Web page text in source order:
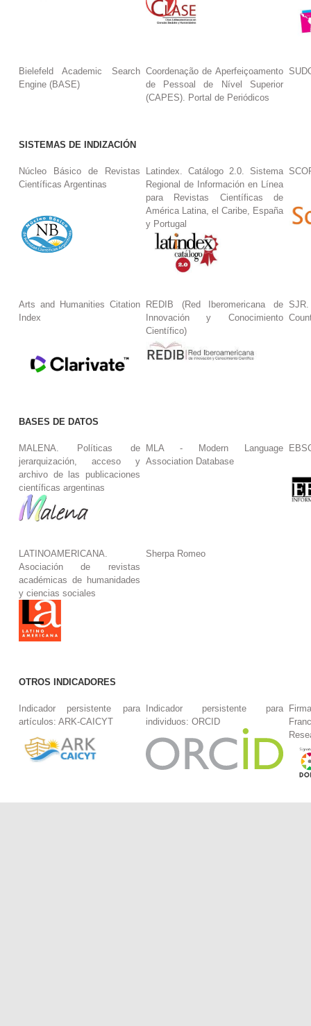
Bielefeld Academic Search
Engine (BASE)
Coordenação de Aperfeiçoamento
de Pessoal de Nível Superior
(CAPES). Portal de Periódicos
SISTEMAS DE INDIZACIÓN
Núcleo Básico de Revistas
Científicas Argentinas
Latindex. Catálogo 2.0. Sistema
Regional de Información en Línea
para Revistas Científicas de
América Latina, el Caribe, España
y Portugal
Arts and Humanities Citation
Index
REDIB (Red Iberomericana de
Innovación y Conocimiento
Científico)
BASES DE DATOS
MALENA. Políticas de
jerarquización, acceso y
archivo de las publicaciones
científicas argentinas
MLA - Modern Language
Association Database
LATINOAMERICANA.
Asociación de revistas
académicas de humanidades
y ciencias sociales
Sherpa Romeo
OTROS INDICADORES
Indicador persistente para
artículos: ARK-CAICYT
Indicador persistente para
individuos: ORCID